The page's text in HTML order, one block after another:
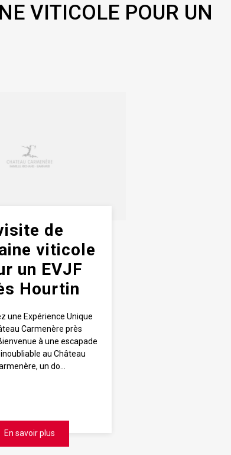
VITICOLE POUR UN
de
viticole
un EVJF
Hourtin
une Expérience Unique
Carmenère près
à une escapade
au Château
un do...
En savoir plus